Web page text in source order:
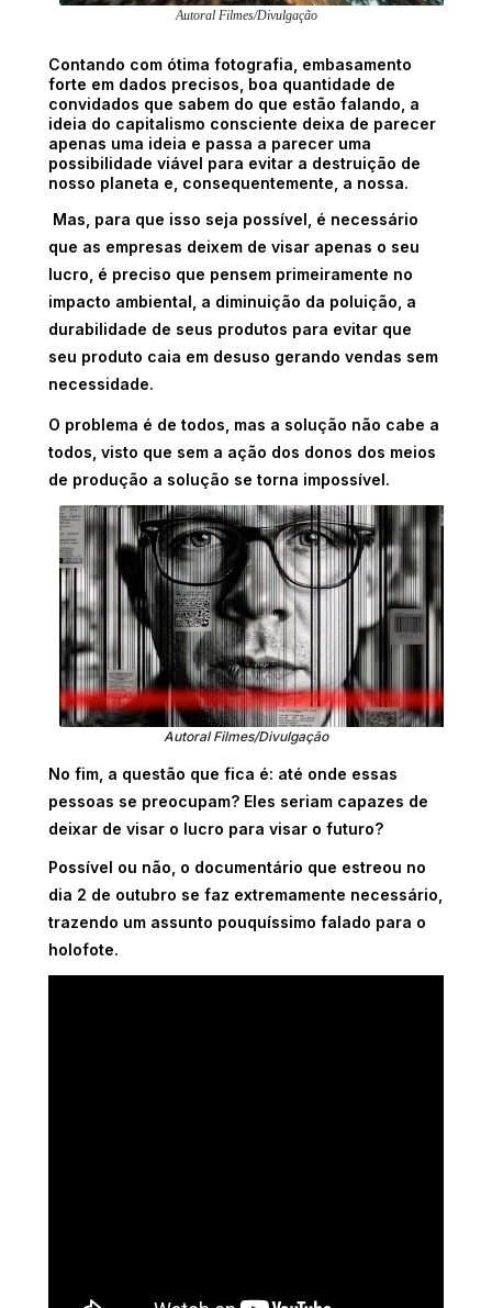
Autoral Filmes/Divulgação
Contando com ótima fotografia, embasamento
forte em dados precisos, boa quantidade de
convidados que sabem do que estão falando, a
ideia do capitalismo consciente deixa de parecer
apenas uma ideia e passa a parecer uma
possibilidade viável para evitar a destruição de
nosso planeta e, consequentemente, a nossa.
Mas, para que isso seja possível, é necessário
que as empresas deixem de visar apenas o seu
lucro, é preciso que pensem primeiramente no
impacto ambiental, a diminuição da poluição, a
durabilidade de seus produtos para evitar que
seu produto caia em desuso gerando vendas sem
necessidade.
O problema é de todos, mas a solução não cabe a
todos, visto que sem a ação dos donos dos meios
de produção a solução se torna impossível.
Autoral Filmes/Divulgação
No fim, a questão que fica é: até onde essas
pessoas se preocupam? Eles seriam capazes de
deixar de visar o lucro para visar o futuro?
Possível ou não, o documentário que estreou no
dia 2 de outubro se faz extremamente necessário,
trazendo um assunto pouquíssimo falado para o
holofote.